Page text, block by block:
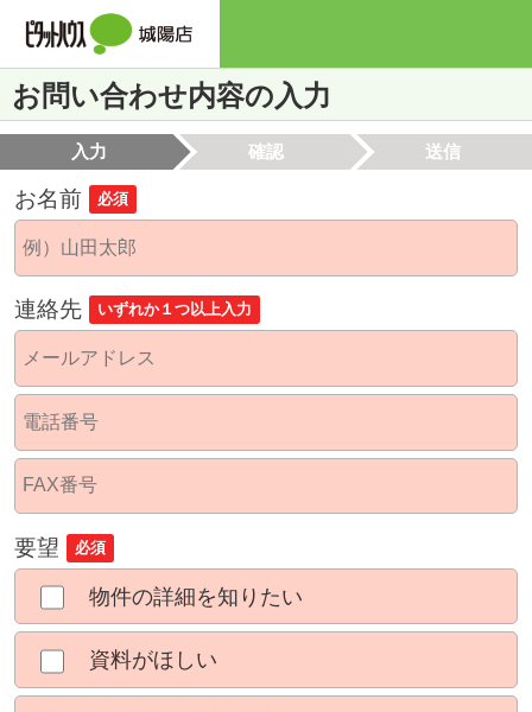
お問い合わせ内容の入力
入力 確認 送信
お名前 必須
連絡先 いずれか１つ以上入力
要望 必須
物件の詳細を知りたい
資料がほしい